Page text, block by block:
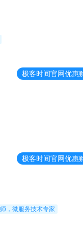
极客时间官网优惠
极客时间官网优惠
，微服务技术专家